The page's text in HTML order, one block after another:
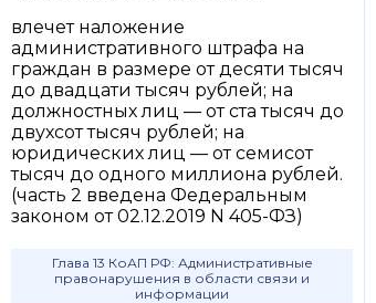
влечет наложение
административного штрафа на
граждан в размере от десяти тысяч
до двадцати тысяч рублей; на
должностных лиц — от ста тысяч до
двухсот тысяч рублей; на
юридических лиц — от семисот
тысяч до одного миллиона рублей.
(часть 2 введена Федеральным
законом от 02.12.2019 N 405-ФЗ)
Глава 13 КоАП РФ: Административные
правонарушения в области связи и
информации